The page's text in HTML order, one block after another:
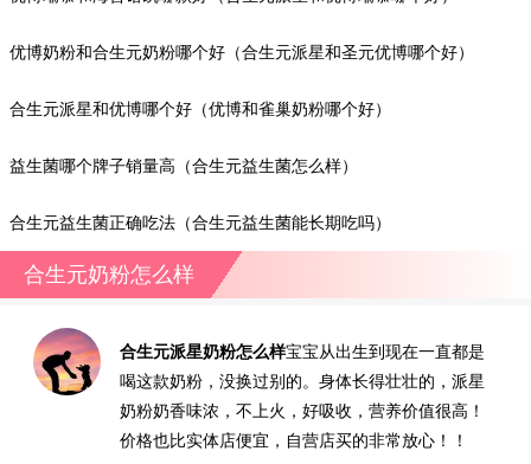
优博奶粉和合生元奶粉哪个好（合生元派星和圣元优博哪个好）
合生元派星和优博哪个好（优博和雀巢奶粉哪个好）
益生菌哪个牌子销量高（合生元益生菌怎么样）
合生元益生菌正确吃法（合生元益生菌能长期吃吗）
合生元奶粉怎么样
合生元派星奶粉怎么样宝宝从出生到现在一直都是
喝这款奶粉，没换过别的。身体长得壮壮的，派星
奶粉奶香味浓，不上火，好吸收，营养价值很高！
价格也比实体店便宜，自营店买的非常放心！！